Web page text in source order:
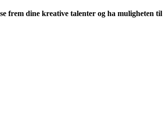
frem dine kreative talenter og ha muligheten til